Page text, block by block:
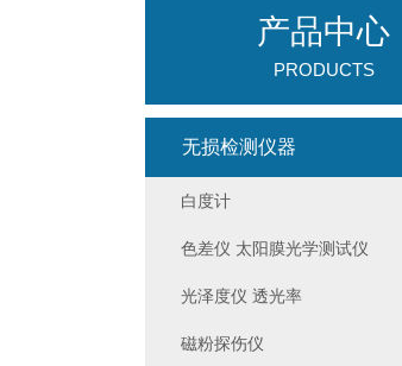
产品中心
PRODUCTS
无损检测仪器
白度计
色差仪 太阳膜光学测试仪
光泽度仪 透光率
磁粉探伤仪